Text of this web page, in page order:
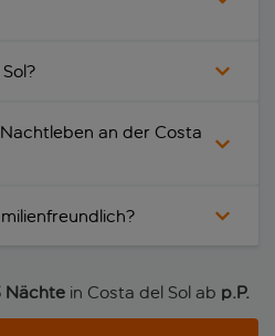
an der Costa
Nächtein Costa del Sol ab p.P.